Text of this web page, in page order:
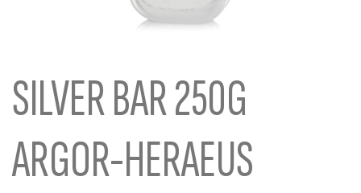
SILVER BAR 250G
ARGOR-HERAEUS